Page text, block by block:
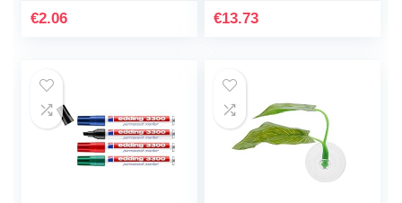
€2.06
onderwater decoratie
€13.73